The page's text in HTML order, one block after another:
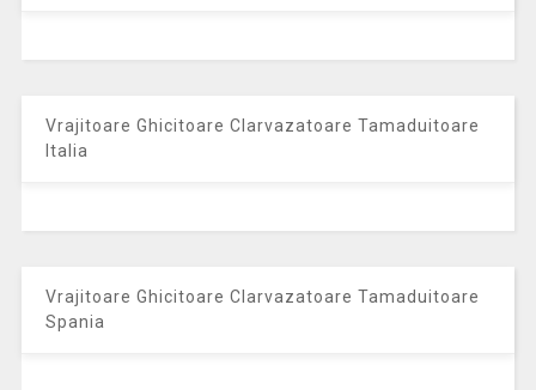
Vrajitoare Ghicitoare Clarvazatoare Tamaduitoare
Italia
Vrajitoare Ghicitoare Clarvazatoare Tamaduitoare
Spania